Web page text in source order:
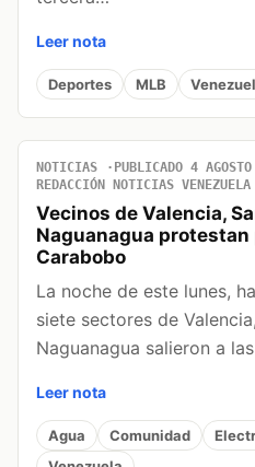
Leer nota
Deportes MLB
NOTICIAS PUBLICADO 4
REDACCIÓN NOTICIAS VENEZUELA
Vecinos de Valencia,
Naguanagua protestan
Carabobo
La noche de este lunes,
siete sectores de
Naguanagua salieron a
Leer nota
Agua Comunidad